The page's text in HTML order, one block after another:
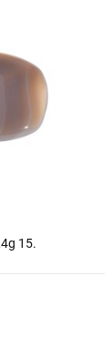
15.